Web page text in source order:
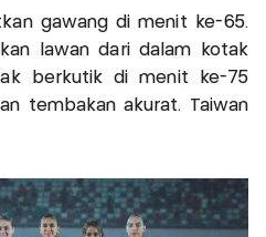
gawang di menit ke-65.
lawan dari dalam kotak
berkutik di menit ke-75
tembakan akurat. Taiwan